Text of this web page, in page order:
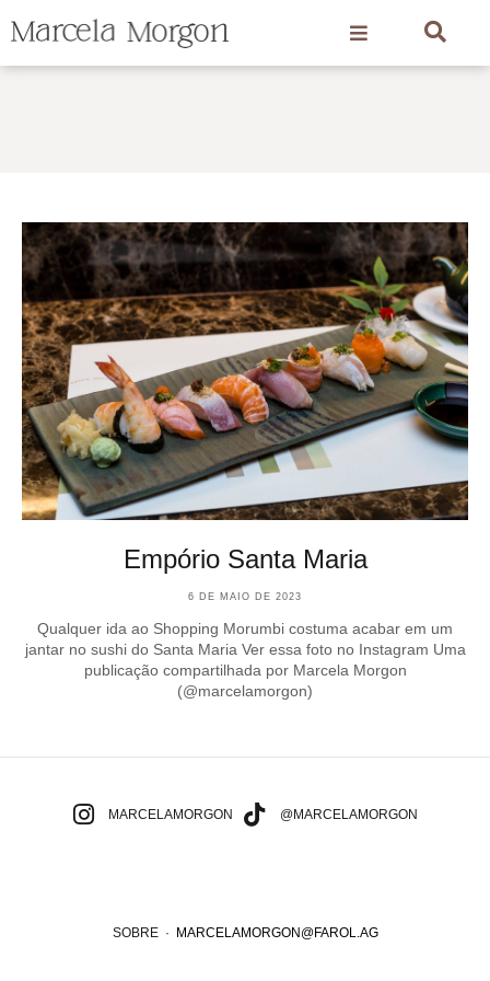
Empório Santa Maria
6 DE MAIO DE 2023
Qualquer ida ao Shopping Morumbi costuma acabar em um
jantar no sushi do Santa Maria Ver essa foto no Instagram Uma
publicação compartilhada por Marcela Morgon
(@marcelamorgon)
SOBRE· MARCELAMORGON@FAROL.AG
MARCELAMORGON @MARCELAMORGON